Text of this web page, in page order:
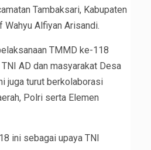
Tambaksari, Kabupaten
Wahyu Alfiyan Arisandi.
TMMD ke-118
AD dan masyarakat Desa
juga turut berkolaborasi
Polri serta Elemen
ini sebagai upaya TNI